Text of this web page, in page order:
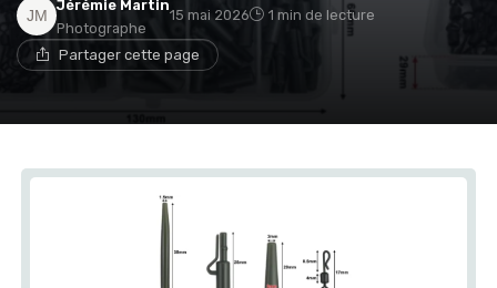
Jérémie Martin
Photographe
15 mai 2026 1 min de lecture
Partager cette page